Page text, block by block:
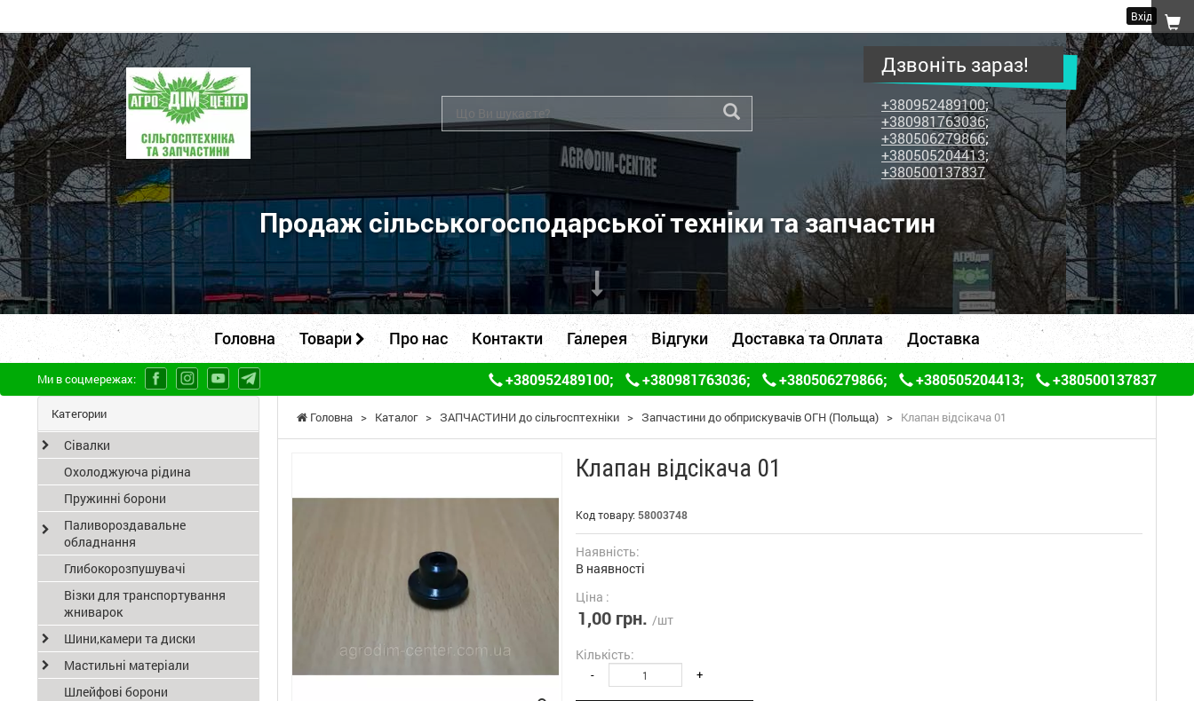
Вхід
ПП
"Агродім-
центр"
-
продаж
сільськогосподарської
техніки
та
запчастин
Дзвоніть зараз!
+380952489100;
+380981763036;
+380506279866;
+380505204413;
+380500137837
Продаж сільськогосподарської техніки та запчастин
Головна Товари Про нас Контакти Галерея Відгуки Доставка та Оплата Доставка
Ми в соцмережах: +380952489100; +380981763036; +380506279866; +380505204413; +380500137837
Головна > Каталог > ЗАПЧАСТИНИ до сільгосптехніки > Запчастини до обприскувачів ОГН (Польща) > Клапан відсікача 01
Клапан відсікача 01
Код товару: 58003748
Наявність:
В наявності
Ціна :
1,00 грн. /шт
Кількість:
- +
Категории
Сівалки
Охолоджуюча рідина
Пружинні борони
Паливороздавальне
обладнання
Глибокорозпушувачі
Візки для транспортування
жниварок
Шини,камери та диски
Мастильні матеріали
Шлейфові борони